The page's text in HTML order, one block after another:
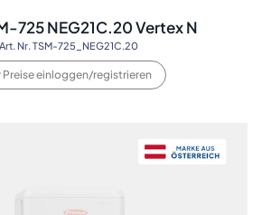
725 NEG21C.20 Vertex N
Art. Nr. TSM-725_NEG21C.20
Preise einloggen/registrieren